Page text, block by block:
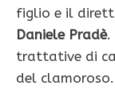
figlio e il
Daniele Pradè.
trattative di
del clamoroso.